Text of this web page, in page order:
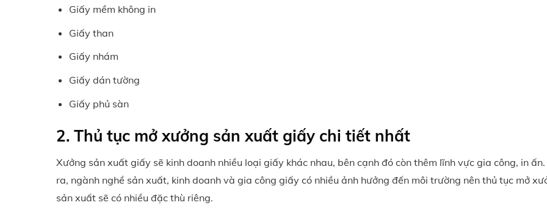
Giấy mềm không in
Giấy than
Giấy nhám
Giấy dán tường
Giấy phủ sàn
2. Thủ tục mở xưởng sản xuất giấy chi tiết nhất
Xưởng sản xuất giấy sẽ kinh doanh nhiều loại giấy khác nhau, bên cạnh đó còn thêm lĩnh vực gia công, in
ra, ngành nghề sản xuất, kinh doanh và gia công giấy có nhiều ảnh hưởng đến môi trường nên thủ tục mở
sản xuất sẽ có nhiều đặc thù riêng.